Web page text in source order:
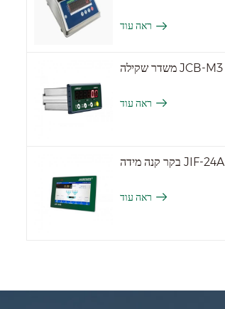
ראה עוד
משדר שקילה JCB-M3
ראה עוד
בקר קנה מידה JIF-24A
ראה עוד